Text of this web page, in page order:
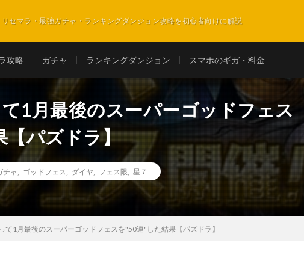
リセマラ・最強ガチャ・ランキングダンジョン攻略を初心者向けに解説
攻略 ガチャ ランキングダンジョン スマホのギガ・料金
1月最後のスーパーゴッドフェス
【パズドラ】
チャ ゴッドフェス ダイヤ フェス限 星７
て1月最後のスーパーゴッドフェスを"50連"した結果【パズドラ】